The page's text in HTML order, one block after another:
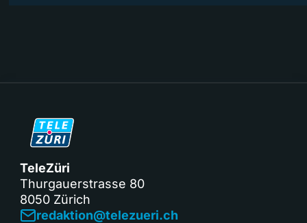
TeleZüri
Thurgauerstrasse 80
8050 Zürich
redaktion@telezueri.ch